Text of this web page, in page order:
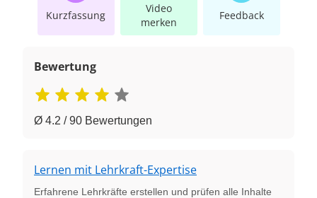
Kurzfassung
Video
merken
Feedback
Bewertung
Ø 4.2 / 90 Bewertungen
Lernen mit Lehrkraft-Expertise
Erfahrene Lehrkräfte erstellen und prüfen alle Inhalte